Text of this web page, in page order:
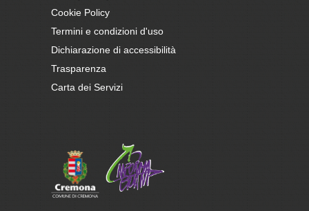
Cookie Policy
Termini e condizioni d'uso
Dichiarazione di accessibilità
Trasparenza
Carta dei Servizi